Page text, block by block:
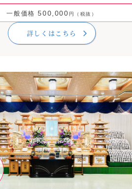
一般価格500,000 円（税抜）
詳しくはこちら